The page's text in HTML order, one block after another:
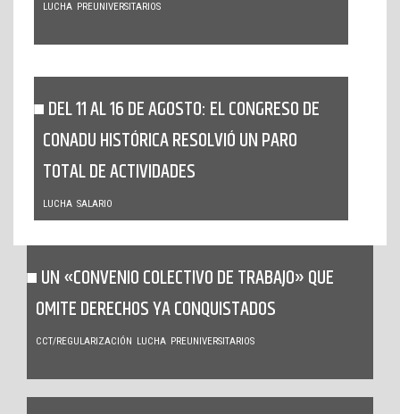
LUCHA PREUNIVERSITARIOS
DEL 11 AL 16 DE AGOSTO: EL CONGRESO DE
CONADU HISTÓRICA RESOLVIÓ UN PARO
TOTAL DE ACTIVIDADES
LUCHA SALARIO
UN «CONVENIO COLECTIVO DE TRABAJO» QUE
OMITE DERECHOS YA CONQUISTADOS
CCT/REGULARIZACIÓN LUCHA PREUNIVERSITARIOS